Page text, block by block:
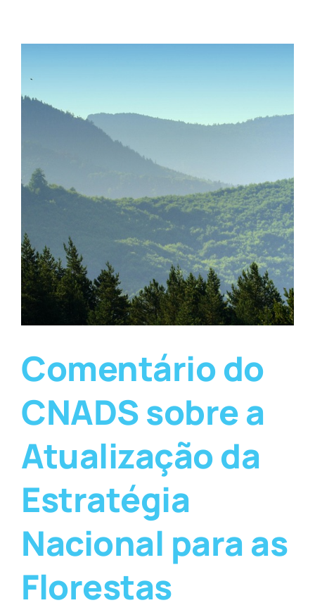
Comentário do
CNADS sobre a
Atualização da
Estratégia
Nacional para as
Florestas